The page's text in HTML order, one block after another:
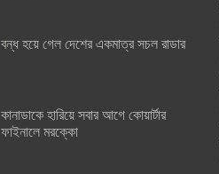
বন্ধ হয়ে গেল দেশের একমাত্র সচল রাডার
কানাডাকে হারিয়ে সবার আগে কোয়ার্টার
ফাইনালে মরক্কো